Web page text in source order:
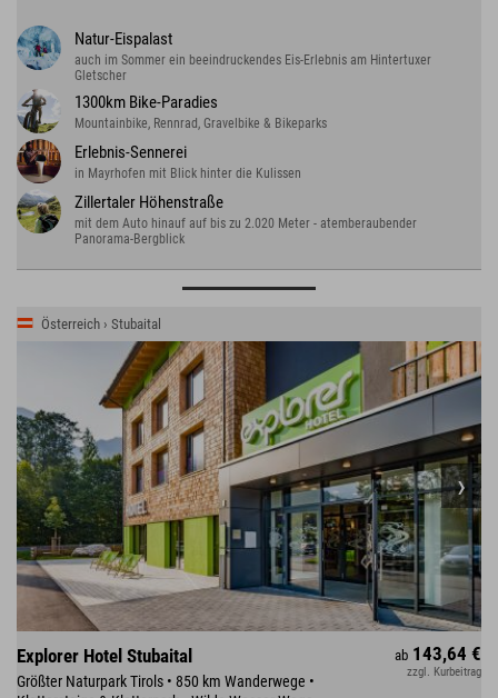
Natur-Eispalast
auch im Sommer ein beeindruckendes Eis-Erlebnis am Hintertuxer
Gletscher
1300km Bike-Paradies
Mountainbike, Rennrad, Gravelbike & Bikeparks
Erlebnis-Sennerei
in Mayrhofen mit Blick hinter die Kulissen
Zillertaler Höhenstraße
mit dem Auto hinauf auf bis zu 2.020 Meter - atemberaubender
Panorama-Bergblick
Österreich › Stubaital
Explorer Hotel Stubaital
Größter Naturpark Tirols • 850 km Wanderwege •
ab 143,64 €
zzgl. Kurbeitrag